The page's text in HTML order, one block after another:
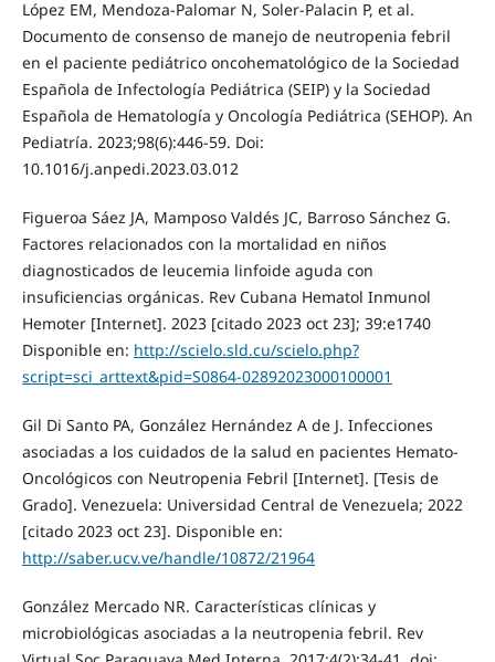
López EM, Mendoza-Palomar N, Soler-Palacin P, et al.
Documento de consenso de manejo de neutropenia febril
en el paciente pediátrico oncohematológico de la Sociedad
Española de Infectología Pediátrica (SEIP) y la Sociedad
Española de Hematología y Oncología Pediátrica (SEHOP). An
Pediatría. 2023;98(6):446-59. Doi:
10.1016/j.anpedi.2023.03.012
Figueroa Sáez JA, Mamposo Valdés JC, Barroso Sánchez G.
Factores relacionados con la mortalidad en niños
diagnosticados de leucemia linfoide aguda con
insuficiencias orgánicas. Rev Cubana Hematol Inmunol
Hemoter [Internet]. 2023 [citado 2023 oct 23]; 39:e1740
Disponible en: http://scielo.sld.cu/scielo.php?
script=sci_arttext&pid=S0864-02892023000100001
Gil Di Santo PA, González Hernández A de J. Infecciones
asociadas a los cuidados de la salud en pacientes Hemato-
Oncológicos con Neutropenia Febril [Internet]. [Tesis de
Grado]. Venezuela: Universidad Central de Venezuela; 2022
[citado 2023 oct 23]. Disponible en:
http://saber.ucv.ve/handle/10872/21964
González Mercado NR. Características clínicas y
microbiológicas asociadas a la neutropenia febril. Rev